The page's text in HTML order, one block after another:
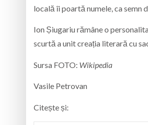
locală îi poartă numele, ca semn
Ion Șiugariu rămâne o
scurtă a unit creația literară cu
Sursa FOTO: Wikipedia
Vasile Petrovan
Citește și: